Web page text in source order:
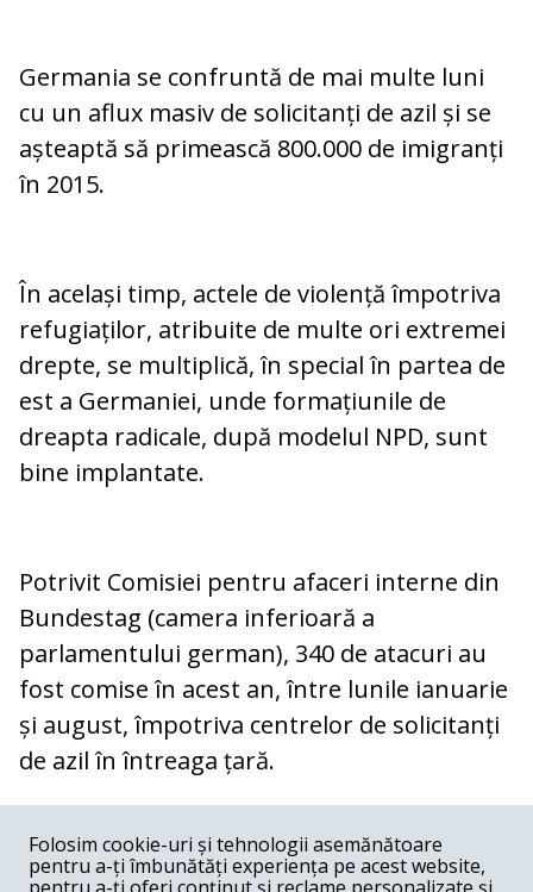
Germania se confruntă de mai multe luni
cu un aflux masiv de solicitanți de azil și se
așteaptă să primească 800.000 de imigranți
în 2015.
În același timp, actele de violență împotriva
refugiaților, atribuite de multe ori extremei
drepte, se multiplică, în special în partea de
est a Germaniei, unde formațiunile de
dreapta radicale, după modelul NPD, sunt
bine implantate.
Potrivit Comisiei pentru afaceri interne din
Bundestag (camera inferioară a
parlamentului german), 340 de atacuri au
fost comise în acest an, între lunile ianuarie
și august, împotriva centrelor de solicitanți
de azil în întreaga țară.
COMENTARII
Nume
Folosim cookie-uri și tehnologii asemănătoare
pentru a-ți îmbunătăți experiența pe acest website,